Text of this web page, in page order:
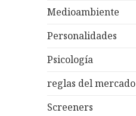
Medioambiente
Personalidades
Psicología
reglas del mercado
Screeners